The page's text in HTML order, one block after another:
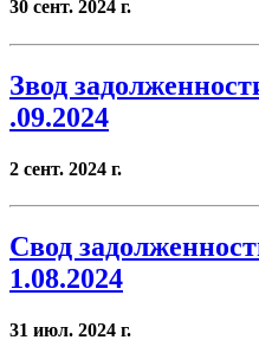
30 сент. 2024 г.
Звод
.09.2024
2 сент. 2024 г.
Свод
1.08.2024
31 июл. 2024 г.